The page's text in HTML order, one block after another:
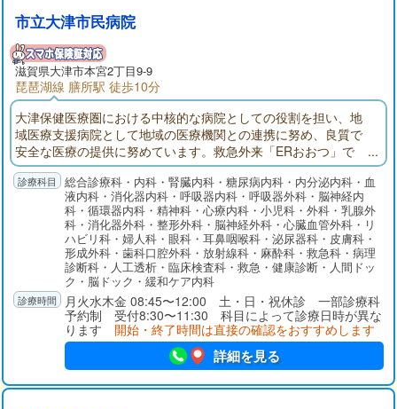
市立大津市民病院
滋賀県大津市本宮2丁目9-9
琵琶湖線 膳所駅 徒歩10分
大津保健医療圏における中核的な病院としての役割を担い、地
域医療支援病院として地域の医療機関との連携に努め、良質で
安全な医療の提供に努めています。救急外来「ERおおつ」で
は、24時間365日「とまらない救急」を掲げ、救急専門医を中心
に他科医師やICUと速やかに連携しています。健診センターでは
各種検診や予防接種を行うとともに、早期発見から内視鏡およ
び外科的手術治療、化学療法、放射線治療そして緩和ケアにい
たるまで、シームレスで集学的ながん診療を提供しています。
総合診療科・内科・腎臓内科・糖尿病内科・内分泌内科・血
液内科・消化器内科・呼吸器内科・呼吸器外科・脳神経内
科・循環器内科・精神科・心療内科・小児科・外科・乳腺外
科・消化器外科・整形外科・脳神経外科・心臓血管外科・リ
ハビリ科・婦人科・眼科・耳鼻咽喉科・泌尿器科・皮膚科・
形成外科・歯科口腔外科・放射線科・麻酔科・救急科・病理
診断科・人工透析・臨床検査科・救急・健康診断・人間ドッ
ク・脳ドック・緩和ケア内科
月火水木金 08:45〜12:00 土・日・祝休診 一部診療科
予約制 受付8:30〜11:30 科目によって診療日時が異な
ります 開始・終了時間は直接の確認をおすすめします
詳細を見る